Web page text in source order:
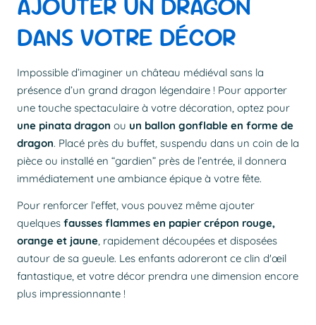
DANS VOTRE DÉCOR
Impossible d’imaginer un château médiéval sans la
présence d’un grand dragon légendaire ! Pour apporter
une touche spectaculaire à votre décoration, optez pour
une pinata dragon ou un ballon gonflable en forme de
dragon. Placé près du buffet, suspendu dans un coin de la
pièce ou installé en “gardien” près de l’entrée, il donnera
immédiatement une ambiance épique à votre fête.
Pour renforcer l’effet, vous pouvez même ajouter
quelques fausses flammes en papier crépon rouge,
orange et jaune , rapidement découpées et disposées
autour de sa gueule. Les enfants adoreront ce clin d'œil
fantastique, et votre décor prendra une dimension encore
plus impressionnante !